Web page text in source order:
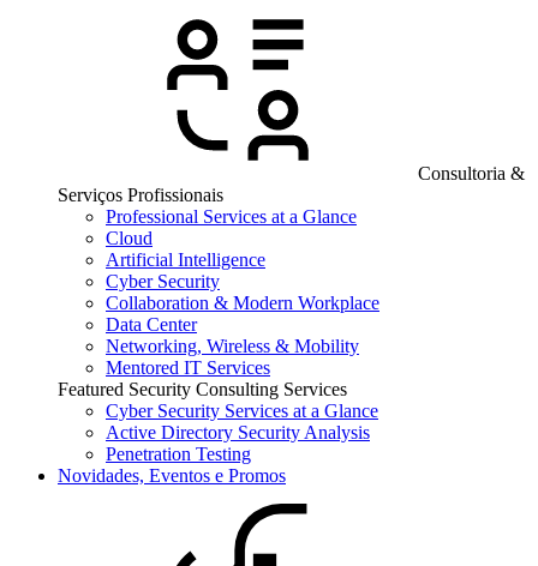
Consultoria &
Serviços Profissionais
Professional Services at a Glance
Cloud
Artificial Intelligence
Cyber Security
Collaboration & Modern Workplace
Data Center
Networking, Wireless & Mobility
Mentored IT Services
Featured Security Consulting Services
Cyber Security Services at a Glance
Active Directory Security Analysis
Penetration Testing
Novidades, Eventos e Promos